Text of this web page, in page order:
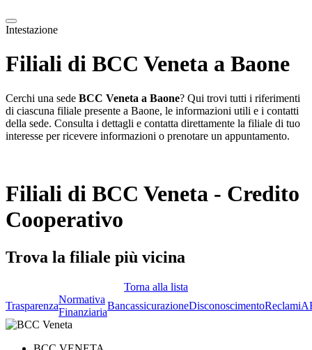
Intestazione
Filiali di BCC Veneta a Baone
Cerchi una sede BCC Veneta a Baone? Qui trovi tutti i riferimenti
di ciascuna filiale presente a Baone, le informazioni utili e i contatti
della sede. Consulta i dettagli e contatta direttamente la filiale di tuo
interesse per ricevere informazioni o prenotare un appuntamento.
Filiali di BCC Veneta - Credito
Cooperativo
Trova la filiale più vicina
Torna alla lista
Trasparenza
Normativa
Finanziaria
BancassicurazioneDisconoscimentoReclami